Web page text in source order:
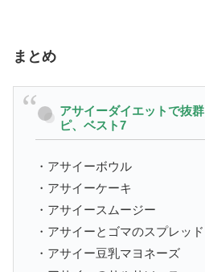
まとめ
アサイーダイエットで抜
ピ、ベスト7
・アサイーボウル
・アサイーケーキ
・アサイースムージー
・アサイーとゴマのスプレッド
・アサイー豆乳マヨネーズ